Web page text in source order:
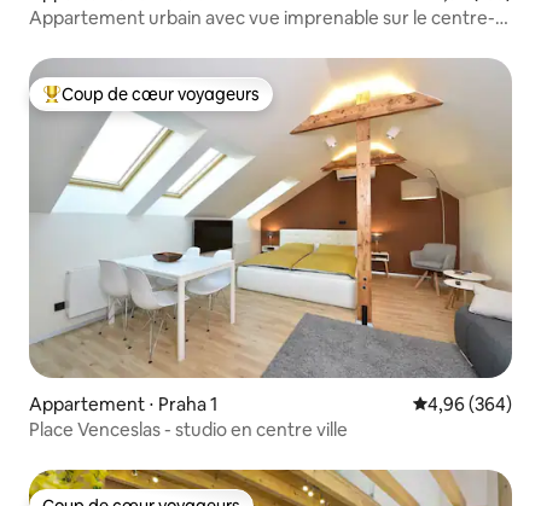
Appartement urbain avec vue imprenable sur le centre-
Coups de cœur voyageurs les plus appréciés
Coup de cœur voyageurs
Appartement ⋅ Praha 1 Évaluation
4,96 (364)
Place Venceslas - studio en centre ville